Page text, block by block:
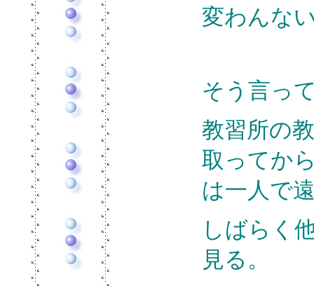
変わんな
そう言っ
教習所の
取ってか
は一人で
しばらく
見る。